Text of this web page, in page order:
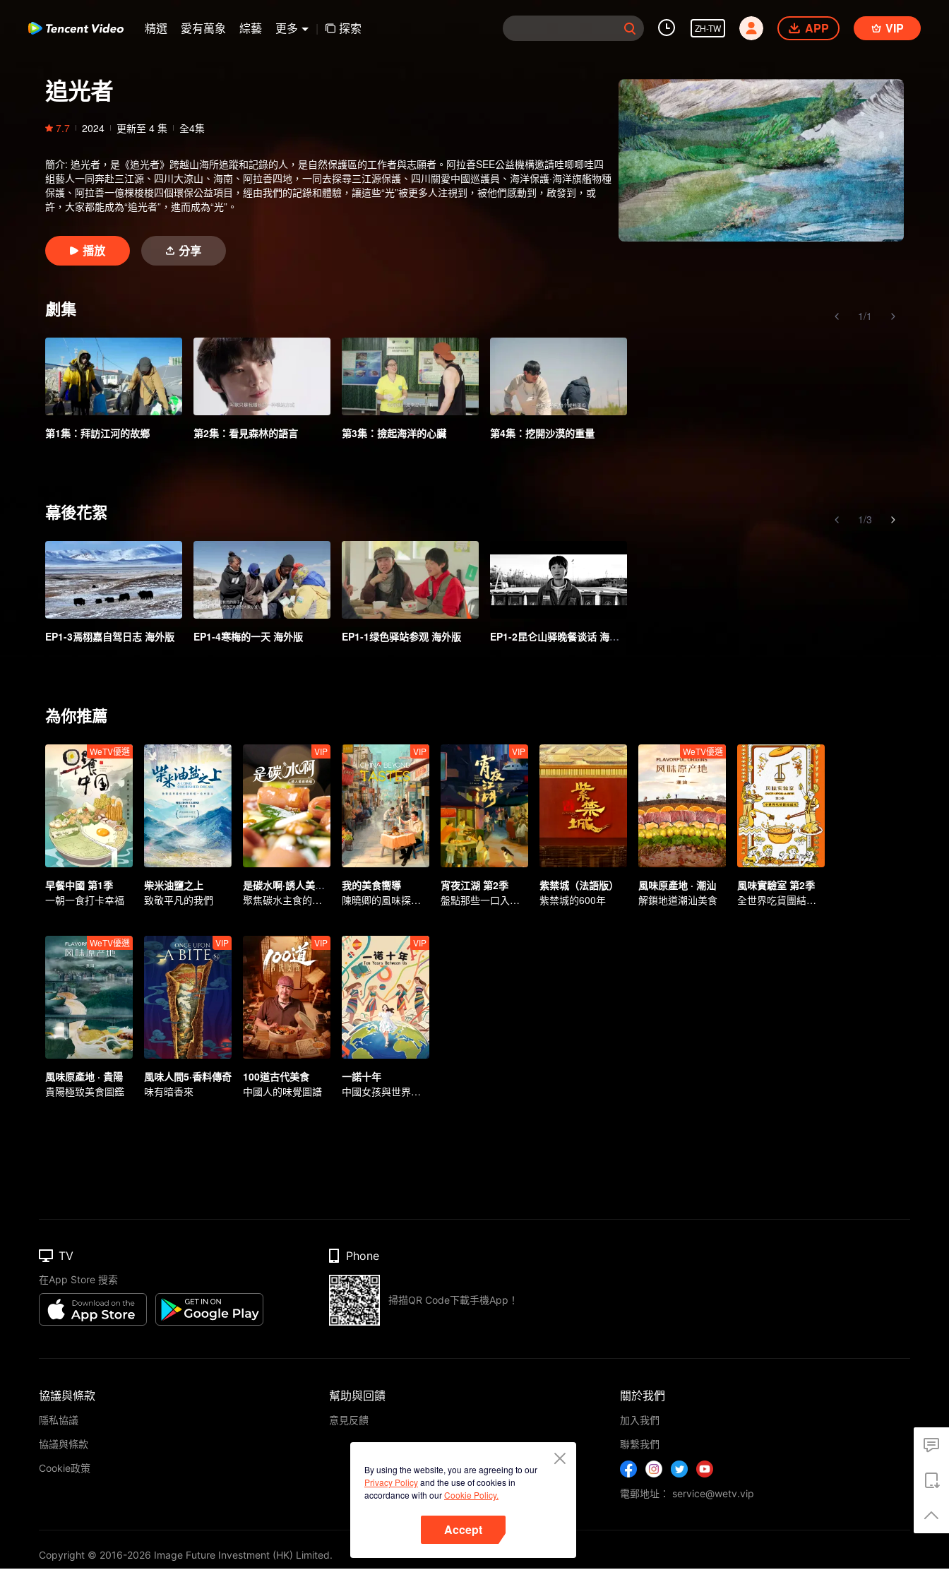
精選 愛有萬象 綜藝 更多 | 探索 ZH-TW APP VIP
追光者
7.7 2024 更新至 4 集 全4集
簡介: 追光者，是《追光者》跨越山海所追蹤和記錄的人，是自然保護區的工作者與志願者。阿拉善SEE公益機構邀請哇唧唧哇四
組藝人一同奔赴三江源、四川大涼山、海南、阿拉善四地，一同去探尋三江源保護、四川關愛中國巡護員、海洋保護·海洋旗艦物種
保護、阿拉善一億棵梭梭四個環保公益項目，經由我們的記錄和體驗，讓這些“光”被更多人注視到，被他們感動到，啟發到，或
許，大家都能成為“追光者”，進而成為“光”。
播放 分享
劇集 1/1
第1集：拜訪江河的故鄉 第2集：看見森林的語言 第3集：撿起海洋的心臟 第4集：挖開沙漠的重量
幕後花絮 1/3
EP1-3焉栩嘉自驾日志 海外版 EP1-4寒梅的一天 海外版 EP1-1绿色驿站参观 海外版 EP1-2昆仑山驿晚餐谈话 海外版
為你推薦
WeTV優選
早餐中國 第1季
一朝一食打卡幸福
柴米油鹽之上
致敬平凡的我們
VIP
是碳水啊·誘人美食精編
聚焦碳水主食的魅力
VIP
我的美食嚮導
陳曉卿的風味探索之旅
VIP
宵夜江湖 第2季
盤點那些一口入魂的極致美味
紫禁城（法語版）
紫禁城的600年
WeTV優選
風味原產地 · 潮汕
解鎖地道潮汕美食
風味實驗室 第2季
全世界吃貨團結起來
WeTV優選
風味原產地 · 貴陽
貴陽極致美食圖鑑
VIP
風味人間5·香料傳奇
味有暗香來
VIP
100道古代美食
中國人的味覺圖譜
VIP
一諾十年
中國女孩與世界的奇緣
By using the website, you are agreeing to our
Privacy Policyand the use of cookies in
accordance with ourCookie Policy.
Accept
TV
在App Store 搜索
Phone
掃描QR Code下載手機App！
協議與條款
隱私協議
協議與條款
Cookie政策
幫助與回饋
意見反饋
關於我們
加入我們
聯繫我們
電郵地址： service@wetv.vip
Copyright © 2016-2026 Image Future Investment (HK) Limited.